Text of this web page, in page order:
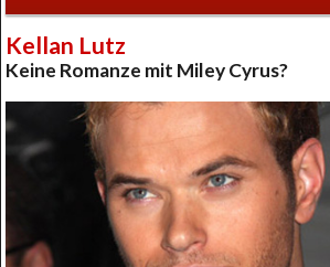
Kellan Lutz
Keine Romanze mit Miley Cyrus?